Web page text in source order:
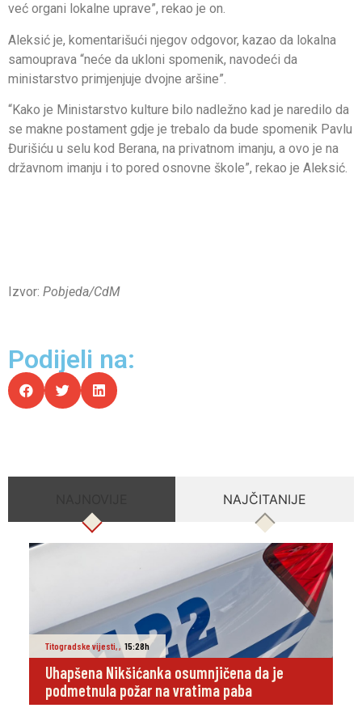
već organi lokalne uprave”, rekao je on.
Aleksić je, komentarišući njegov odgovor, kazao da lokalna
samouprava “neće da ukloni spomenik, navodeći da
ministarstvo primjenjuje dvojne aršine”.
“Kako je Ministarstvo kulture bilo nadležno kad je naredilo da
se makne postament gdje je trebalo da bude spomenik Pavlu
Đurišiću u selu kod Berana, na privatnom imanju, a ovo je na
državnom imanju i to pored osnovne škole”, rekao je Aleksić.
Izvor: Pobjeda/CdM
Podijeli na:
NAJČITANIJE
Titogradske vijesti,, 15:28h
Uhapšena Nikšićanka osumnjičena da je
podmetnula požar na vratima paba